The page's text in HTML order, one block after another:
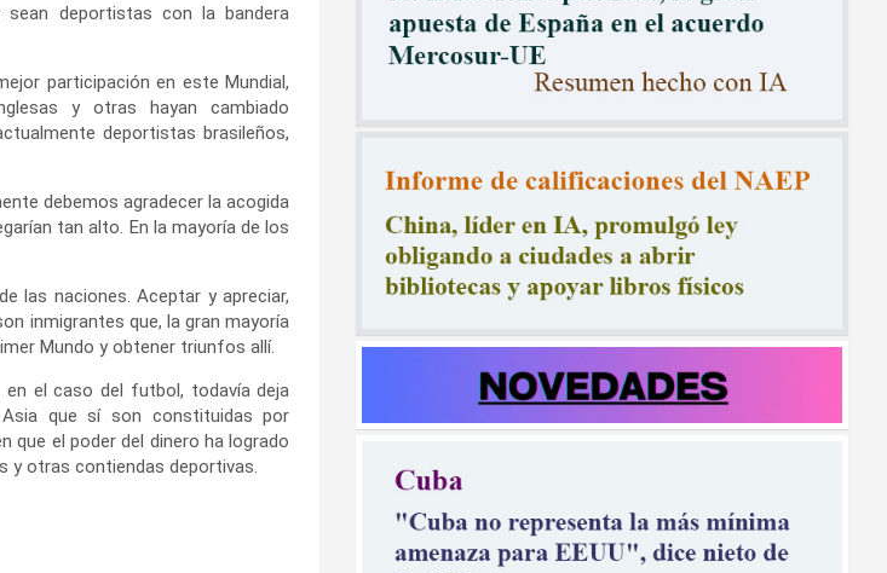
deportistas con la bandera
participación en este Mundial,
y otras hayan cambiado
deportistas brasileños,
debemos agradecer la acogida
tan alto. En la mayoría de los
las naciones. Aceptar y apreciar,
inmigrantes que, la gran mayoría
Mundo y obtener triunfos allí.
el caso del futbol, todavía deja
que sí son constituidas por
que el poder del dinero ha logrado
y otras contiendas deportivas.